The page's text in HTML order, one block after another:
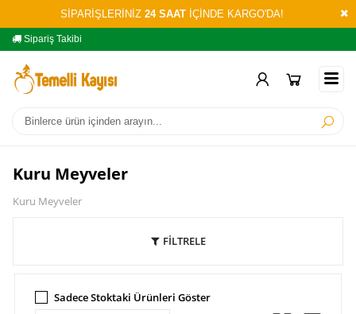
SİPARİŞLERİNİZ24 SAAT İÇİNDE KARGO'DA!
Sipariş Takibi
Kuru Meyveler
Kuru Meyveler
FİLTRELE
Sadece Stoktaki Ürünleri Göster